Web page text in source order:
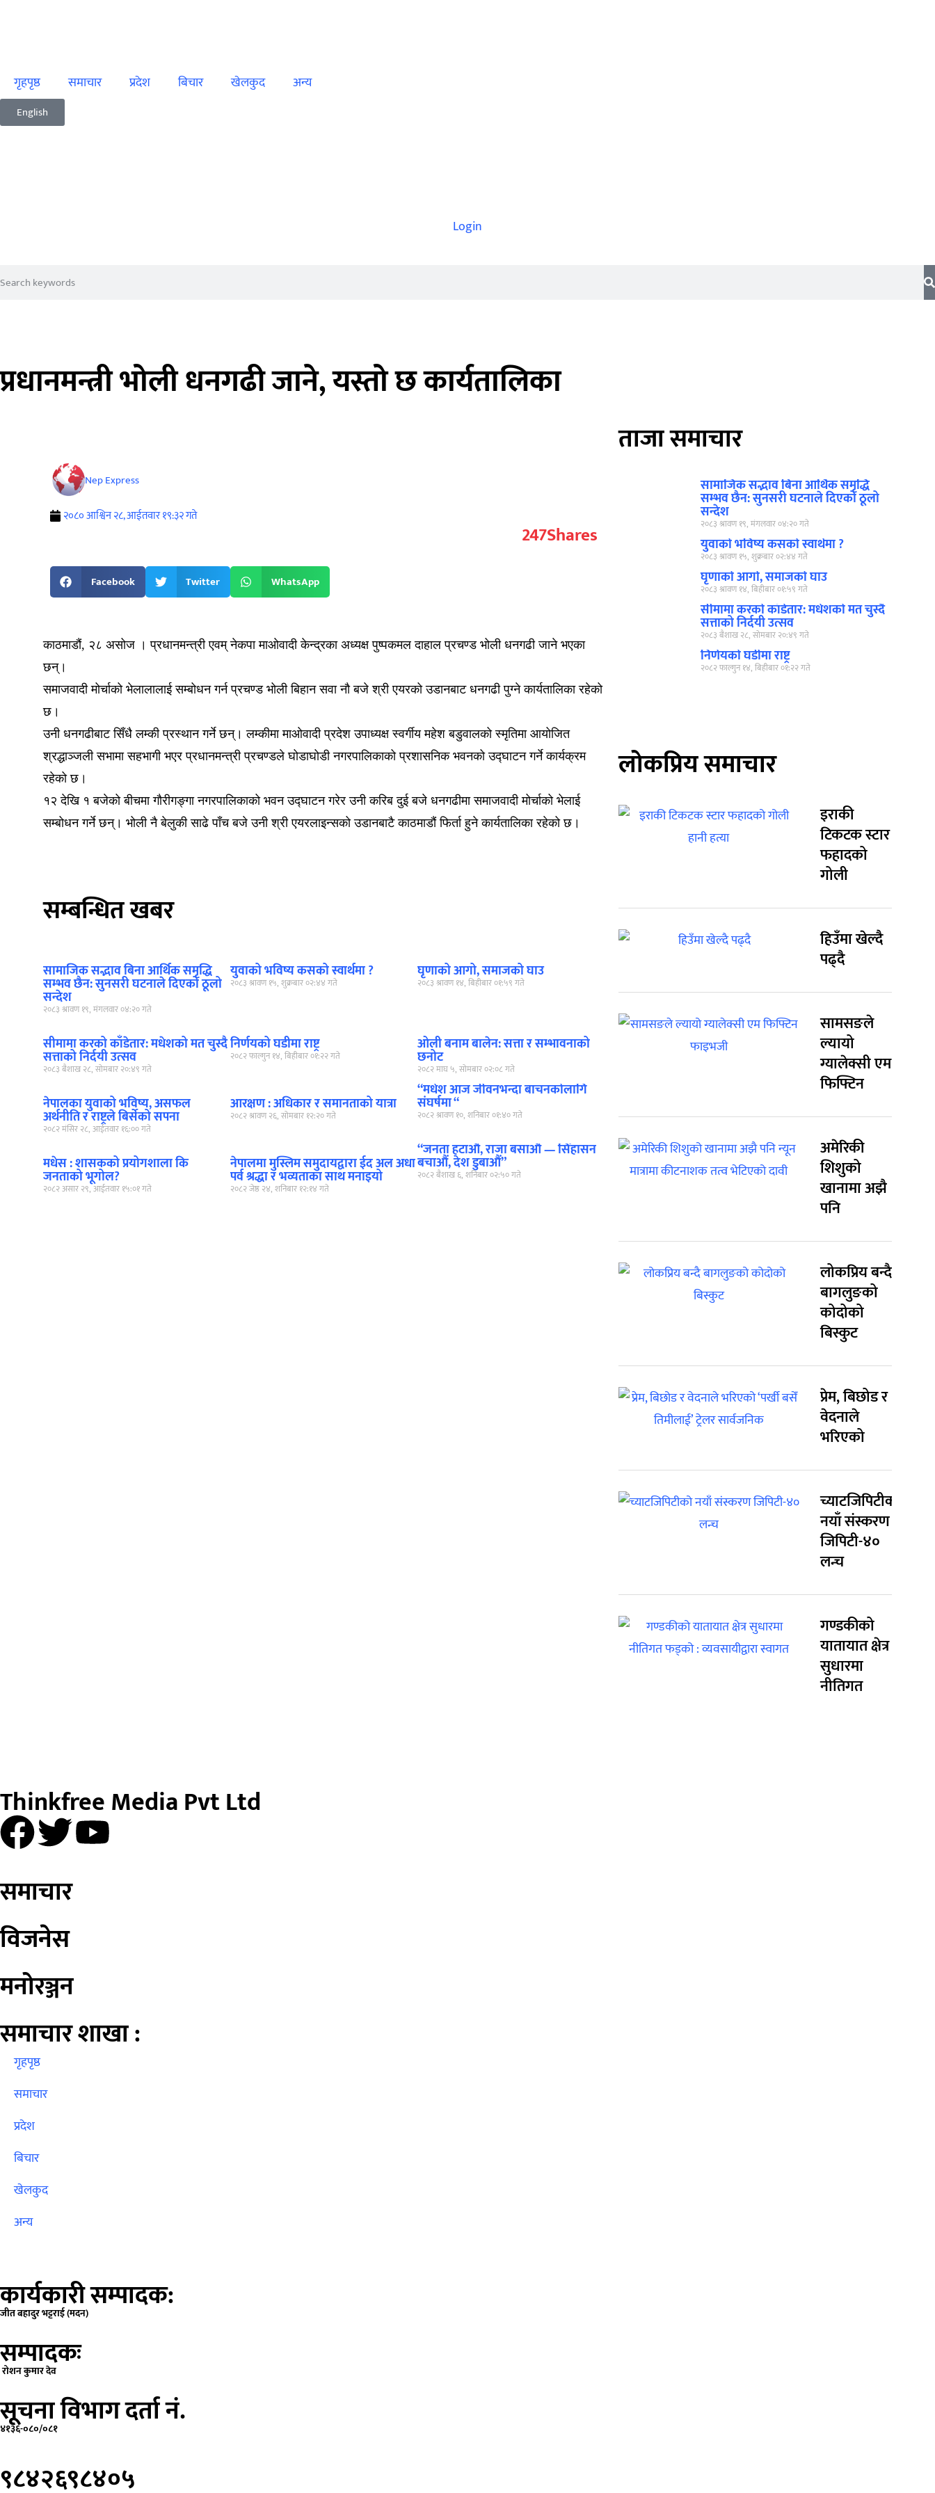
गृहपृष्ठ समाचार प्रदेश बिचार खेलकुद अन्य
English
Login
प्रधानमन्त्री भोली धनगढी जाने, यस्तो छ कार्यतालिका
Nep Express
२०८० आश्विन २८, आईतवार १९:३२ गते
Shares
247
Facebook Twitter WhatsApp
काठमाडौं, २८ असोज । प्रधानमन्त्री एवम् नेकपा माओवादी केन्द्रका अध्यक्ष पुष्पकमल दाहाल प्रचण्ड भोली धनगढी जाने भएका
छन्।
समाजवादी मोर्चाको भेलालालाई सम्बोधन गर्न प्रचण्ड भोली बिहान सवा नौ बजे श्री एयरको उडानबाट धनगढी पुग्ने कार्यतालिका रहेको
छ।
उनी धनगढीबाट सिँधै लम्की प्रस्थान गर्ने छन्। लम्कीमा माओवादी प्रदेश उपाध्यक्ष स्वर्गीय महेश बडुवालको स्मृतिमा आयोजित
श्रद्धाञ्जली सभामा सहभागी भएर प्रधानमन्त्री प्रचण्डले घोडाघोडी नगरपालिकाको प्रशासनिक भवनको उद्घाटन गर्ने कार्यक्रम
रहेको छ।
१२ देखि १ बजेको बीचमा गौरीगङ्गा नगरपालिकाको भवन उद्घाटन गरेर उनी करिब दुई बजे धनगढीमा समाजवादी मोर्चाको भेलाई
सम्बोधन गर्ने छन्। भोली नै बेलुकी साढे पाँच बजे उनी श्री एयरलाइन्सको उडानबाटै काठमाडौं फिर्ता हुने कार्यतालिका रहेको छ।
सम्बन्धित खबर
सामाजिक सद्भाव बिना आर्थिक समृद्धि
सम्भव छैन: सुनसरी घटनाले दिएको ठूलो
सन्देश
२०८३ श्रावण १९, मंगलवार ०४:२० गते
युवाको भविष्य कसको स्वार्थमा ?
२०८३ श्रावण १५, शुक्रबार ०२:४४ गते
घृणाको आगो, समाजको घाउ
२०८३ श्रावण १४, बिहीबार ०१:५९ गते
सीमामा करको काँडेतार: मधेशको मत चुस्दै
सत्ताको निर्दयी उत्सव
२०८३ बैशाख २८, सोमबार २०:४९ गते
निर्णयको घडीमा राष्ट्र
२०८२ फाल्गुन १४, बिहीबार ०१:२२ गते
ओली बनाम बालेन: सत्ता र सम्भावनाको
छनोट
२०८२ माघ ५, सोमबार ०२:०८ गते
नेपालका युवाको भविष्य, असफल
अर्थनीति र राष्ट्रले बिर्सेको सपना
२०८२ मंसिर २८, आईतवार १६:०० गते
आरक्षण : अधिकार र समानताको यात्रा
२०८२ श्रावण २६, सोमबार १२:२० गते
“मधेश आज जीवनभन्दा बाचनकोलागि
संघर्षमा “
२०८२ श्रावण १०, शनिबार ०१:४० गते
मधेस : शासकको प्रयोगशाला कि
जनताको भूगोल?
२०८२ असार २९, आईतवार १५:०१ गते
नेपालमा मुस्लिम समुदायद्वारा ईद अल अधा
पर्व श्रद्धा र भव्यताका साथ मनाइयो
२०८२ जेष्ठ २४, शनिबार १२:१४ गते
“जनता हटाऔं, राजा बसाऔं — सिंहासन
बचाऔं, देश डुबाऔं”
२०८२ बैशाख ६, शनिबार ०२:५० गते
ताजा समाचार
सामाजिक सद्भाव बिना आर्थिक समृद्धि
सम्भव छैन: सुनसरी घटनाले दिएको ठूलो
सन्देश
२०८३ श्रावण १९, मंगलवार ०४:२० गते
युवाको भविष्य कसको स्वार्थमा ?
२०८३ श्रावण १५, शुक्रबार ०२:४४ गते
घृणाको आगो, समाजको घाउ
२०८३ श्रावण १४, बिहीबार ०१:५९ गते
सीमामा करको काँडेतार: मधेशको मत चुस्दै
सत्ताको निर्दयी उत्सव
२०८३ बैशाख २८, सोमबार २०:४९ गते
निर्णयको घडीमा राष्ट्र
२०८२ फाल्गुन १४, बिहीबार ०१:२२ गते
लोकप्रिय समाचार
इराकी
टिकटक स्टार
फहादको
गोली
हिउँमा खेल्दै
पढ्दै
सामसङले
ल्यायो
ग्यालेक्सी एम
फिफ्टिन
अमेरिकी
शिशुको
खानामा अझै
पनि
लोकप्रिय बन्दै
बागलुङको
कोदोको
बिस्कुट
प्रेम, बिछोड र
वेदनाले
भरिएको
च्याटजिपिटीको
नयाँ संस्करण
जिपिटी-४०
लन्च
गण्डकीको
यातायात क्षेत्र
सुधारमा
नीतिगत
Thinkfree Media Pvt Ltd
समाचार
विजनेस
मनोरञ्जन
समाचार शाखा :
गृहपृष्ठ
समाचार
प्रदेश
बिचार
खेलकुद
अन्य
कार्यकारी सम्पादक:
जीत बहादुर भट्टराई (मदन)
सम्पादकः
रोशन कुमार देव
सूचना विभाग दर्ता नं.
४१३६-०८०/०८१
९८४२६९८४०५